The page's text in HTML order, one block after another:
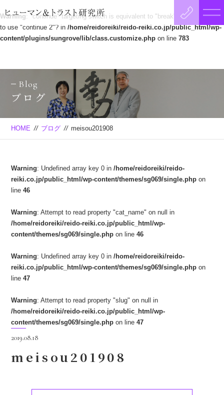
Warning: "continue" targeting switch is equivalent to "break". Did you mean
to use "continue 2"? in /home/reidoreiki/reido-reiki.co.jp/public_html/wp-
content/plugins/sungrove/lib/class.customize.php on line 783
Blog
ブログ
HOME // ブログ // meisou201908
Warning: Undefined array key 0 in/home/reidoreiki/reido-
reiki.co.jp/public_html/wp-content/themes/sg069/single.php on
line46
Warning: Attempt to read property "cat_name" on null in
/home/reidoreiki/reido-reiki.co.jp/public_html/wp-
content/themes/sg069/single.php on line46
Warning: Undefined array key 0 in/home/reidoreiki/reido-
reiki.co.jp/public_html/wp-content/themes/sg069/single.php on
line47
Warning: Attempt to read property "slug" on null in
/home/reidoreiki/reido-reiki.co.jp/public_html/wp-
content/themes/sg069/single.php on line47
2019.08.18
meisou201908